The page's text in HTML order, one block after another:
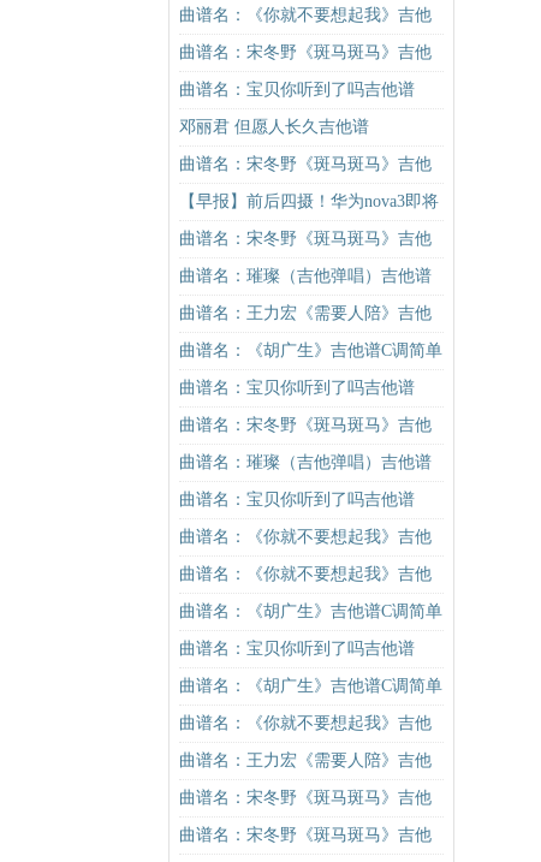
谱
曲谱名：《你就不要想起我》吉他
谱C调简单版吉他谱
曲谱名：宋冬野《斑马斑马》吉他
谱C调简单版（酷音小伟吉他教学）
吉他谱
曲谱名：宝贝你听到了吗吉他谱
邓丽君 但愿人长久吉他谱
曲谱名：宋冬野《斑马斑马》吉他
谱G调初级进阶版（酷音小伟吉他教
学）吉他谱
【早报】前后四摄！华为nova3即将
发布
曲谱名：宋冬野《斑马斑马》吉他
谱G调初级进阶版（酷音小伟吉他教
学）吉他谱
曲谱名：璀璨（吉他弹唱）吉他谱
曲谱名：王力宏《需要人陪》吉他
谱C调原版（酷音小伟吉他教学）吉
他谱
曲谱名：《胡广生》吉他谱C调简单
版（酷音小伟吉他弹唱教学）吉他
谱
曲谱名：宝贝你听到了吗吉他谱
曲谱名：宋冬野《斑马斑马》吉他
谱C调简单版（酷音小伟吉他教学）
吉他谱
曲谱名：璀璨（吉他弹唱）吉他谱
曲谱名：宝贝你听到了吗吉他谱
曲谱名：《你就不要想起我》吉他
谱C调简单版吉他谱
曲谱名：《你就不要想起我》吉他
谱C调简单版吉他谱
曲谱名：《胡广生》吉他谱C调简单
版（酷音小伟吉他弹唱教学）吉他
谱
曲谱名：宝贝你听到了吗吉他谱
曲谱名：《胡广生》吉他谱C调简单
版（酷音小伟吉他弹唱教学）吉他
谱
曲谱名：《你就不要想起我》吉他
谱C调简单版吉他谱
曲谱名：王力宏《需要人陪》吉他
谱C调原版（酷音小伟吉他教学）吉
他谱
曲谱名：宋冬野《斑马斑马》吉他
谱G调初级进阶版（酷音小伟吉他教
曲谱名：宋冬野《斑马斑马》吉他